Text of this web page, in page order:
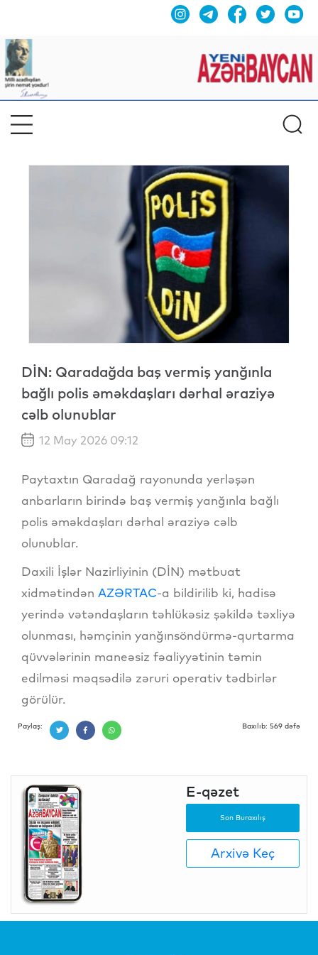
DİN: Qaradağda baş vermiş yanğınla
bağlı polis əməkdaşları dərhal əraziyə
cəlb olunublar
12 May 2026 09:12
Paytaxtın Qaradağ rayonunda yerləşən
anbarların birində baş vermiş yanğınla bağlı
polis əməkdaşları dərhal əraziyə cəlb
olunublar.
Daxili İşlər Nazirliyinin (DİN) mətbuat
xidmətindən AZƏRTAC-a bildirilib ki, hadisə
yerində vətəndaşların təhlükəsiz şəkildə təxliyə
olunması, həmçinin yanğınsöndürmə-qurtarma
qüvvələrinin maneəsiz fəaliyyətinin təmin
edilməsi məqsədilə zəruri operativ tədbirlər
görülür.
Paylaş: Baxılıb: 569 dəfə
E-qəzet
Son Buraxılış
Arxivə Keç